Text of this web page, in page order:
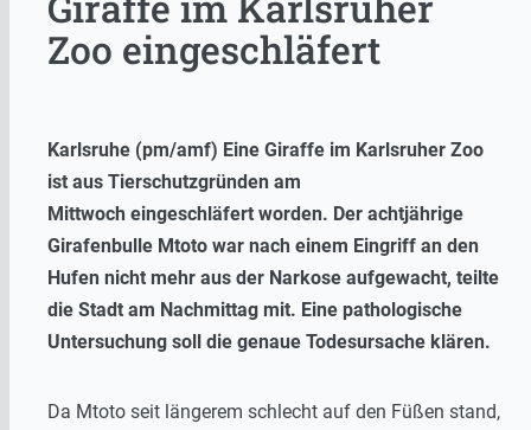
Zoo eingeschläfert
Karlsruhe (pm/amf) Eine Giraffe im Karlsruher Zoo
ist aus Tierschutzgründen am
Mittwoch eingeschläfert worden. Der achtjährige
Girafenbulle Mtoto war nach einem Eingriff an den
Hufen nicht mehr aus der Narkose aufgewacht, teilte
die Stadt am Nachmittag mit. Eine pathologische
Untersuchung soll die genaue Todesursache klären.
Da Mtoto seit längerem schlecht auf den Füßen stand,